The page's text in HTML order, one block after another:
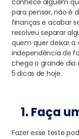
conhece alguém
para pensar, não é
finanças e acabar
resolveu separar
quem quer deixar a
independência de
chega o grande dia
5 dicas de hoje.
1. Faça
Fazer esse teste